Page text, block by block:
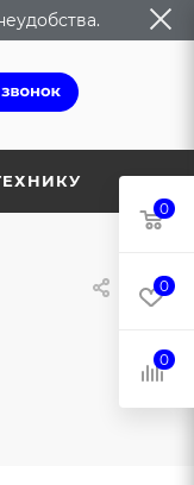
0
0
0